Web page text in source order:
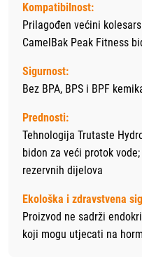
Kompatibilnost:
Prilagođen većini
CamelBak Peak Fitness
Sigurnost:
Bez BPA, BPS i BPF
Prednosti:
Tehnologija Trutaste
bidon za veći protok
rezervnih dijelova
Ekološka i zdravstvena
Proizvod ne sadrži
koji mogu utjecati na